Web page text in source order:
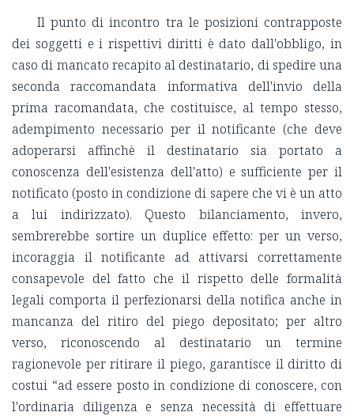
Il punto di incontro tra le posizioni contrapposte
dei soggetti e i rispettivi diritti è dato dall'obbligo, in
caso di mancato recapito al destinatario, di spedire una
seconda raccomandata informativa dell'invio della
prima racomandata, che costituisce, al tempo stesso,
adempimento necessario per il notificante (che deve
adoperarsi affinchè il destinatario sia portato a
conoscenza dell'esistenza dell'atto) e sufficiente per il
notificato (posto in condizione di sapere che vi è un atto
a lui indirizzato). Questo bilanciamento, invero,
sembrerebbe sortire un duplice effetto: per un verso,
incoraggia il notificante ad attivarsi correttamente
consapevole del fatto che il rispetto delle formalità
legali comporta il perfezionarsi della notifica anche in
mancanza del ritiro del piego depositato; per altro
verso, riconoscendo al destinatario un termine
ragionevole per ritirare il piego, garantisce il diritto di
costui “ad essere posto in condizione di conoscere, con
l'ordinaria diligenza e senza necessità di effettuare